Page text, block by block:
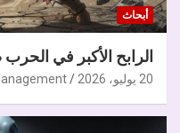
أبحاث
الرابح الأكبر في
20 يوليو، 2026